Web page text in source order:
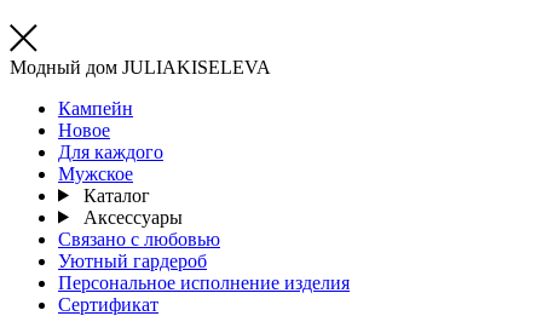
Модный дом JULIAKISELEVA
Кампейн
Новое
Для каждого
Мужское
Каталог
Аксессуары
Связано с любовью
Уютный гардероб
Персональное исполнение изделия
Сертификат